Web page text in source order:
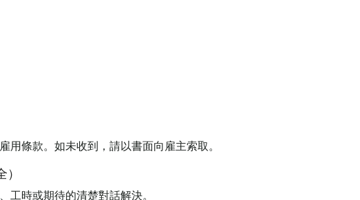
用條款。如未收到，請以書面向雇主索取。
工時或期待的清楚對話解決。